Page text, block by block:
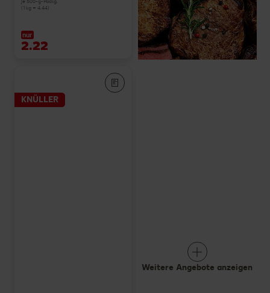
(1 kg = 4.44)
nur
2.22
KNÜLLER
Weitere Angebote anzeigen